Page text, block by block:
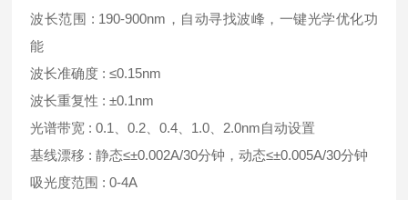
波长范围 : 190-900nm，自动寻找波峰，一键光学优化功
能
波长准确度 : ≤0.15nm
波长重复性 : ±0.1nm
光谱带宽 : 0.1、0.2、0.4、1.0、2.0nm自动设置
基线漂移 : 静态≤±0.002A/30分钟，动态≤±0.005A/30分钟
吸光度范围 : 0-4A